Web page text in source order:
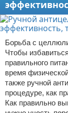
Борьба с
Чтобы
правильного
время
также ручной
процедуре, как
Как правильно